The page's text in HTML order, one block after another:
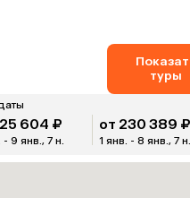
туры
604 ₽
9 янв., 7 н.
от 230 389
1 янв. - 8 янв., 7